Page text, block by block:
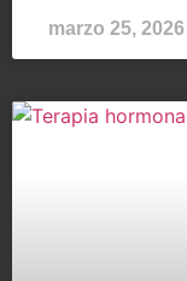
marzo 25, 2026